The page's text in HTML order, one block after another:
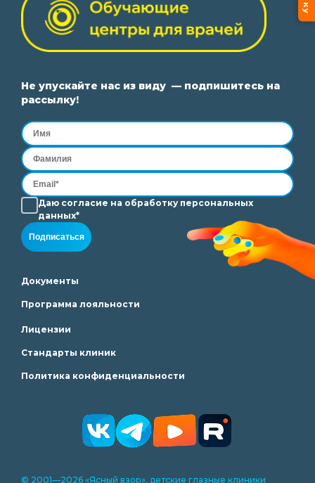
Не упускайте нас из виду — подпишитесь на
рассылку!
Даю согласие на обработкуперсональных
данных*
Подписаться
Документы
Программа лояльности
Лицензии
Стандарты клиник
Политика конфиденциальности
© 2001—2026 «Ясный взор», детские глазные клиники